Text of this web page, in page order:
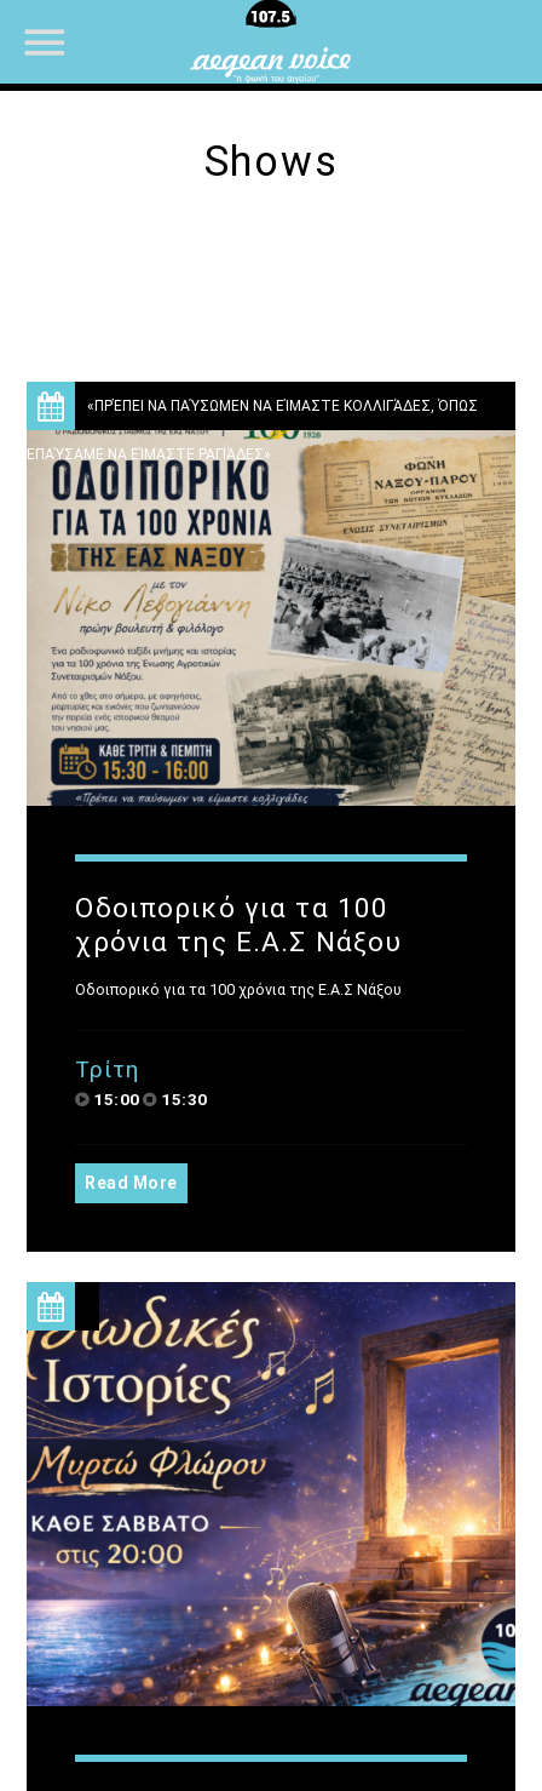
«Στο βάθος κήπος»
ειδήσεις την πραγματική τους διάσταση. Έτσι
κερδισμένος, αλλά και σωστά εφοδιασμένος, είναι ο
ακροατής. Αυτό οφείλει να είναι άλλωστε και το μοναδικό
Δευτέρα έως Παρασκευή 08:30 – 10:00 στον Aegean Voice
107,5 με την Ειρήνη Προμπονά
Discover More
UPCOMING SHOWS
«Στο βάθος κήπος»
08:30
Σημεία & Τέρατα
10:00
12:00
Μέρα Μεσημέρι
Shows
«ΠΡΈΠΕΙ ΝΑ ΠΑΎΣΩΜΕΝ ΝΑ ΕΊΜΑΣΤΕ ΚΟΛΛΙΓΆΔΕΣ, ΌΠΩΣ
ΕΠΑΎΣΑΜΕ ΝΑ ΕΊΜΑΣΤΕ ΡΑΓΙΆΔΕΣ».
Οδοιπορικό για τα 100
χρόνια της Ε.Α.Σ Νάξου
Οδοιπορικό για τα 100 χρόνια της Ε.Α.Σ Νάξου
Τρίτη
15:00 15:30
Read More